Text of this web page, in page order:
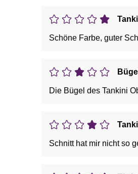
Schöne Farbe, guter
Schnitt hat mir nicht so